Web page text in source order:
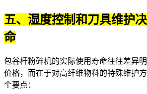
五、湿度控制和刀具维护
命
包谷杆粉碎机的实际使用寿命往往差异
价格，而在于对高纤维物料的特殊维护
个要点：